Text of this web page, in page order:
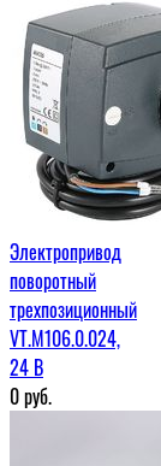
Электропривод
поворотный
трехпозиционный
VT.M106.0.024,
24 В
0руб.